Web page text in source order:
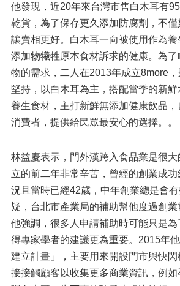
他發現，近20年來台灣市售白木耳有
乾貨，為了保存更久添加防腐劑，不僅
讓賣相更好。白木耳一向被使用作為
添加物犧牲原本食材訴求的健康。為
物的需求，二人在2013年成立8more
堅持，以白木耳為主，搭配當季的新
養生食材，主打新鮮無添加健康飲品
消費者，提供給民眾最安心的選擇。。
林益慶表示，門外漢跨入食品業是很
立的前二年非常辛苦，曾經的創業成功
況且當時已經42歲，中年創業總是會
疑，台北市產業局的補助幫他度過創業
他強調，很多人申請補助時可能只是
得專家學者的建議更為重要。2015年
建立計畫」，主要用來開設門市與快
接接觸顧客以收集更多商業資訊，例